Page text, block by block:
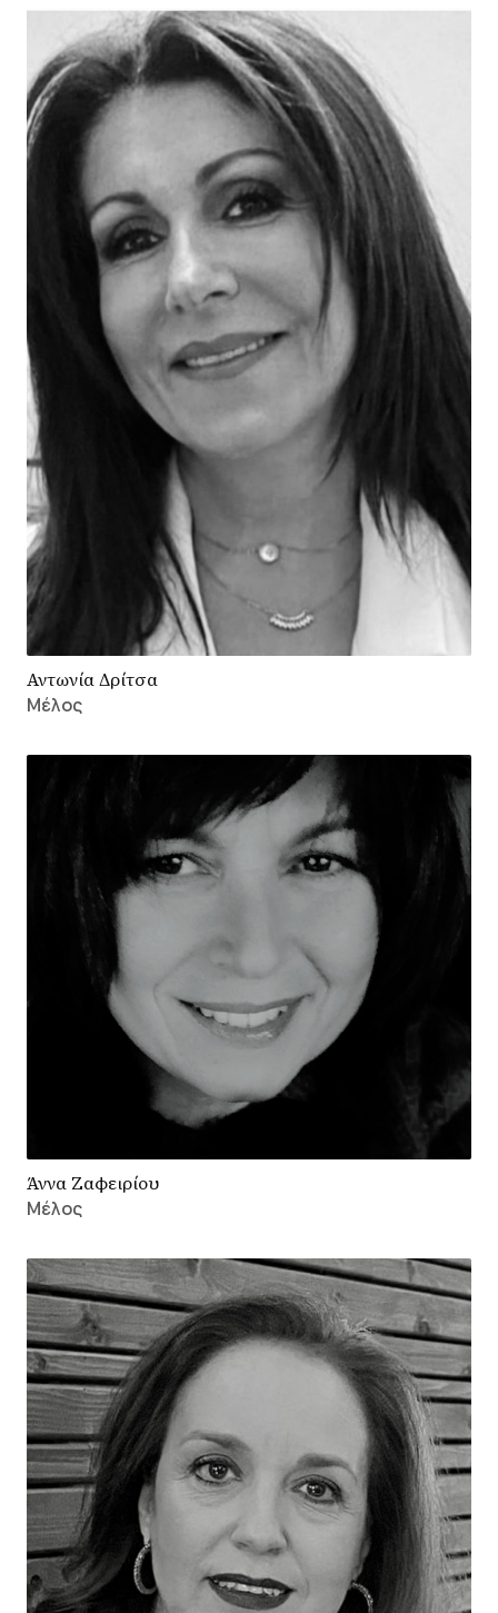
Αντωνία Δρίτσα
Μέλος
Άννα Ζαφειρίου
Μέλος